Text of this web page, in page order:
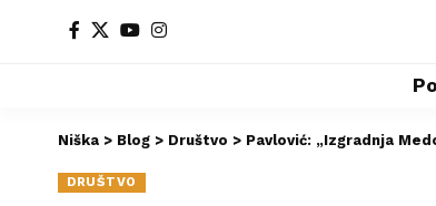
Niška > Blog > Društvo > Pavlović: „Izgradnja
DRUŠTVO